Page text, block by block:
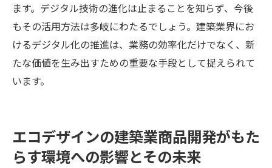
ます。デジタル技術の進化は止まることを知らず、今後
もその活用方法は多岐にわたるでしょう。建築業界にお
けるデジタル化の推進は、業務の効率化だけでなく、新
たな価値を生み出すための重要な手段として捉えられて
います。
エコデザインの建築業商品開発がもた
らす環境への影響とその未来